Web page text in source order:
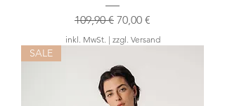
Standardpreis
109,90 € Sale-Preis
70,00 €
inkl. MwSt. | zzgl. Versand
SALE